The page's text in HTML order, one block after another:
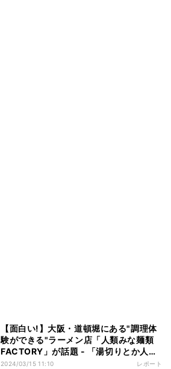
【面白い!】大阪・道頓堀にある"調理体
験ができる"ラーメン店「人類みな麺類
FACTORY」が話題 - 「湯切りとか人生
初の体験」「超×10000たのしかっ
2024/03/15 11:10 レポート